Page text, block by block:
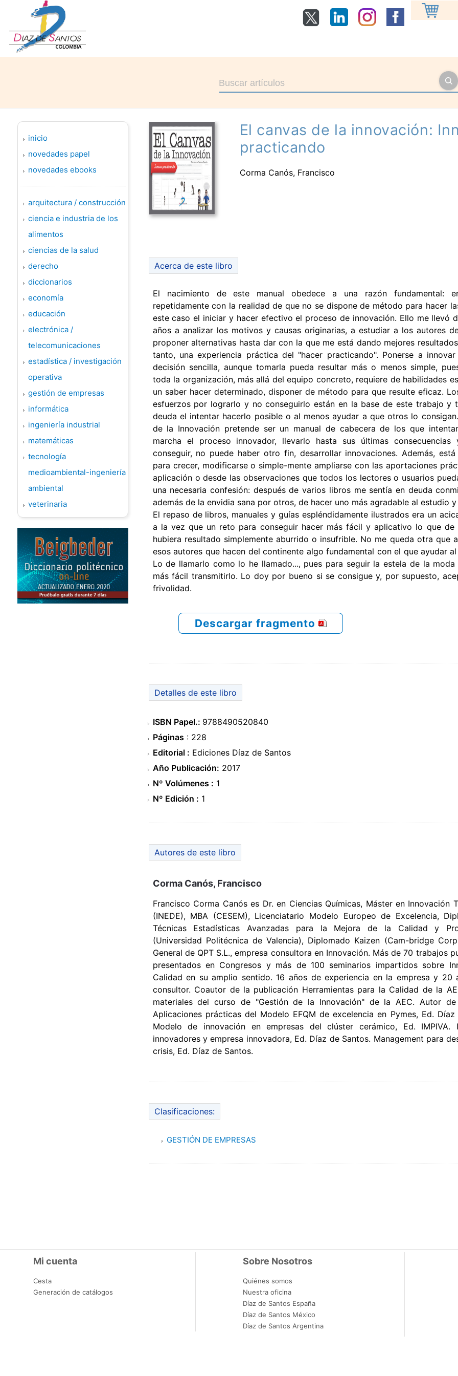
inicio
novedades papel
novedades ebooks
arquitectura / construcción
ciencia e industria de los
alimentos
ciencias de la salud
derecho
diccionarios
economía
educación
electrónica /
telecomunicaciones
estadística / investigación
operativa
gestión de empresas
informática
ingeniería industrial
matemáticas
tecnología
medioambiental-ingeniería
ambiental
veterinaria
El canvas de la innovación:
practicando
Corma Canós, Francisco
Acerca de este libro
El nacimiento de este manual obedece a una razón fundamental:
repetidamente con la realidad de que no se dispone de método para hacer
este caso el iniciar y hacer efectivo el proceso de innovación. Ello me llevó
años a analizar los motivos y causas originarias, a estudiar a los autores
proponer alternativas hasta dar con la que me está dando mejores
tanto, una experiencia práctica del "hacer practicando". Ponerse a
decisión sencilla, aunque tomarla pueda resultar más o menos simple,
toda la organización, más allá del equipo concreto, requiere de habilidades
un saber hacer determinado, disponer de método para que resulte eficaz.
esfuerzos por lograrlo y no conseguirlo están en la base de este trabajo y
deuda el intentar hacerlo posible o al menos ayudar a que otros lo
de la Innovación pretende ser un manual de cabecera de los que
marcha el proceso innovador, llevarlo hasta sus últimas
conseguir, no puede haber otro fin, desarrollar innovaciones. Además,
para crecer, modificarse o simple-mente ampliarse con las aportaciones
aplicación o desde las observaciones que todos los lectores o usuarios
una necesaria confesión: después de varios libros me sentía en deuda
además de la envidia sana por otros, de hacer uno más agradable al estudio
El repaso de libros, manuales y guías espléndidamente ilustrados era un
a la vez que un reto para conseguir hacer más fácil y aplicativo lo que de
hubiera resultado simplemente aburrido o insufrible. No me queda otra que
esos autores que hacen del continente algo fundamental con el que ayudar
Lo de llamarlo como lo he llamado..., pues para seguir la estela de la
más fácil transmitirlo. Lo doy por bueno si se consigue y, por supuesto,
frivolidad.
Descargar fragmento
Detalles de este libro
ISBN Papel.: 9788490520840
Páginas : 228
Editorial : Ediciones Díaz de Santos
Año Publicación: 2017
Nº Volúmenes : 1
Nº Edición : 1
Autores de este libro
Corma Canós, Francisco
Francisco Corma Canós es Dr. en Ciencias Químicas, Máster en Innovación
(INEDE), MBA (CESEM), Licenciatario Modelo Europeo de Excelencia,
Técnicas Estadísticas Avanzadas para la Mejora de la Calidad y
(Universidad Politécnica de Valencia), Diplomado Kaizen (Cam-bridge
General de QPT S.L., empresa consultora en Innovación. Más de 70 trabajos
presentados en Congresos y más de 100 seminarios impartidos sobre
Calidad en su amplio sentido. 16 años de experiencia en la empresa y 20
consultor. Coautor de la publicación Herramientas para la Calidad de la
materiales del curso de "Gestión de la Innovación" de la AEC. Autor
Aplicaciones prácticas del Modelo EFQM de excelencia en Pymes, Ed. Díaz
Modelo de innovación en empresas del clúster cerámico, Ed. IMPIVA.
innovadores y empresa innovadora, Ed. Díaz de Santos. Management para
crisis, Ed. Díaz de Santos.
Clasificaciones:
GESTIÓN DE EMPRESAS
Mi cuenta
Cesta
Generación de catálogos
Sobre Nosotros
Quiénes somos
Nuestra oficina
Díaz de Santos España
Díaz de Santos México
Díaz de Santos Argentina